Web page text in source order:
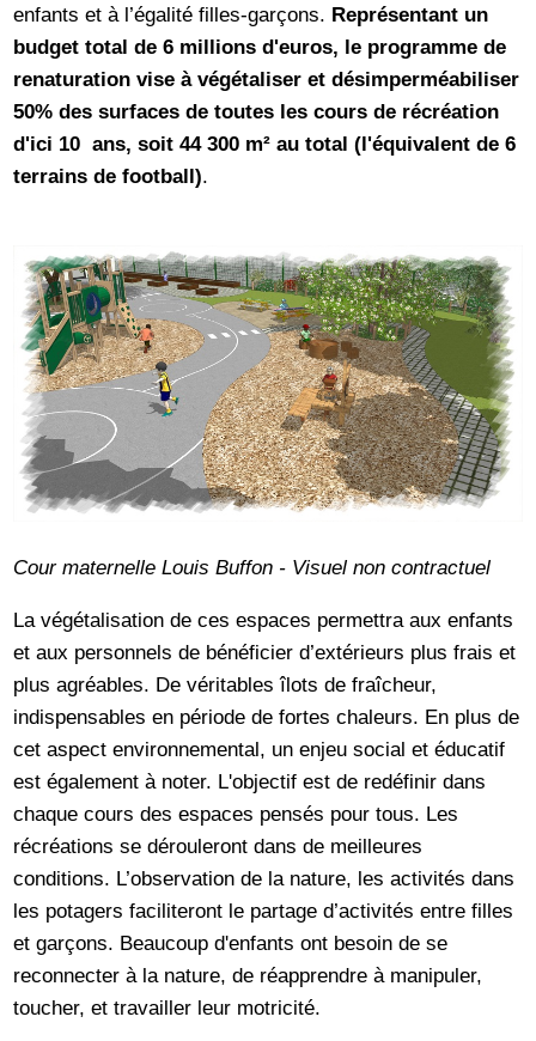
enfants et à l’égalité filles-garçons. Représentant un
budget total de 6 millions d'euros, le programme de
renaturation vise à végétaliser et désimperméabiliser
50% des surfaces de toutes les cours de récréation
d'ici 10 ans, soit 44 300 m² au total (l'équivalent de 6
terrains de football).
Cour maternelle Louis Buffon - Visuel non contractuel
La végétalisation de ces espaces permettra aux enfants
et aux personnels de bénéficier d’extérieurs plus frais et
plus agréables. De véritables îlots de fraîcheur,
indispensables en période de fortes chaleurs. En plus de
cet aspect environnemental, un enjeu social et éducatif
est également à noter. L'objectif est de redéfinir dans
chaque cours des espaces pensés pour tous. Les
récréations se dérouleront dans de meilleures
conditions. L’observation de la nature, les activités dans
les potagers faciliteront le partage d’activités entre filles
et garçons. Beaucoup d'enfants ont besoin de se
reconnecter à la nature, de réapprendre à manipuler,
toucher, et travailler leur motricité.